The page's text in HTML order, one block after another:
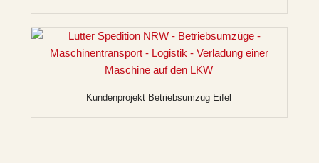
Kundenprojekt Betriebsumzug Eifel